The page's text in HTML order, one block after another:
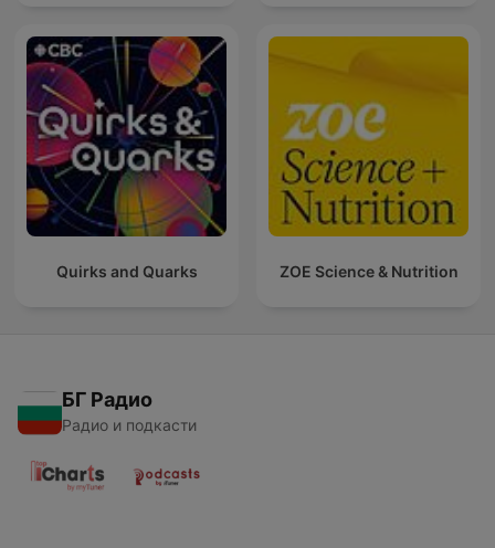
Quirks and Quarks ZOE Science & Nutrition
БГ Радио
Радио и подкасти